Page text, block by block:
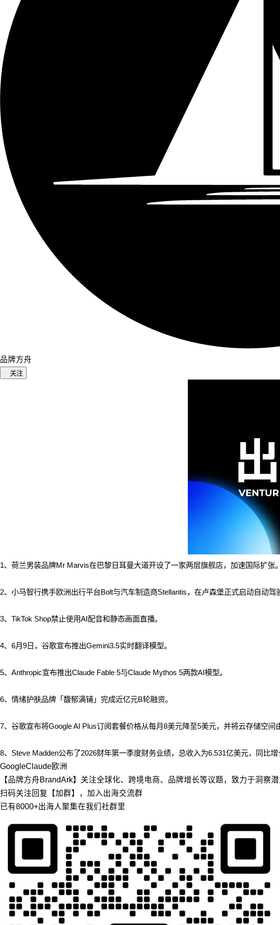
品牌方舟
关注
1、 荷兰男装品牌Mr Marvis在巴黎日耳曼大道开设了一家两层旗舰店，加速国际扩张。
2、小马智行携手欧洲出行平台Bolt与汽车制造商Stellantis，在卢森堡正式启动自动驾
3、TikTok Shop禁止使用AI配音和静态画面直播。
4、6月9日，谷歌宣布推出Gemini3.5实时翻译模型。
5、Anthropic宣布推出Claude Fable 5与Claude Mythos 5两款AI模型。
6、情绪护肤品牌「馥郁满铺」完成近亿元B轮融资。
7、 谷歌宣布将Google AI Plus订阅套餐价格从每月8美元降至5美元，并将云存储空间
8、Steve Madden公布了2026财年第一季度财务业绩，总收入为6.531亿美元，同比增
GoogleClaude欧洲
【品牌方舟BrandArk】关注全球化、跨境电商、品牌增长等议题，致力于洞察潜
扫码关注回复【加群】，加入出海交流群
已有8000+出海人聚集在我们社群里